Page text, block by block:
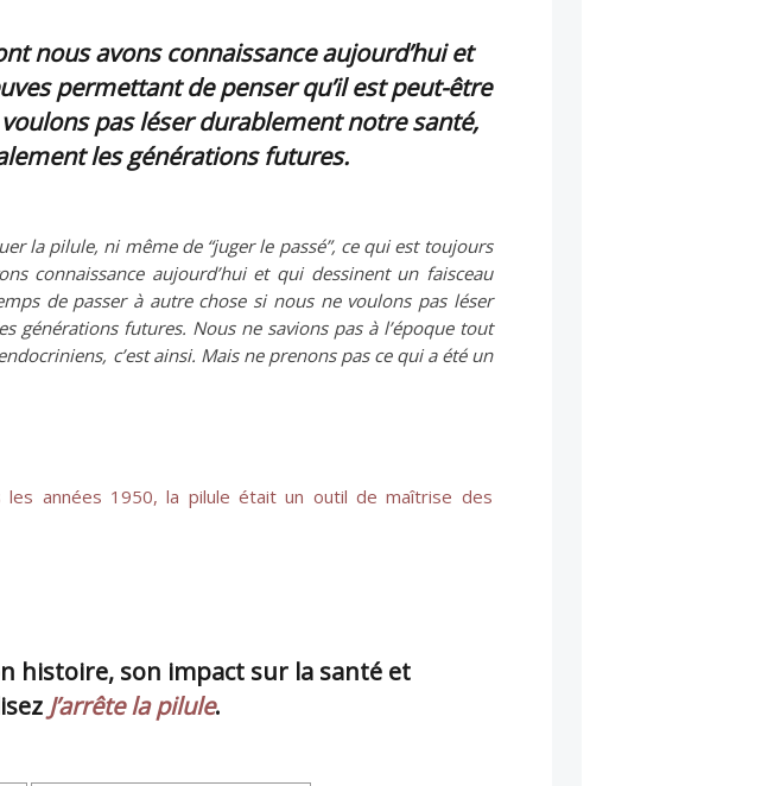
nous avons connaissance aujourd’hui et
permettant de penser qu’il est peut-être
pas léser durablement notre santé,
les générations futures.
la pilule, ni même de “juger le passé”, ce qui est toujours
connaissance aujourd’hui et qui dessinent un faisceau
de passer à autre chose si nous ne voulons pas léser
générations futures. Nous ne savions pas à l’époque tout
c’est ainsi. Mais ne prenons pas ce qui a été un
les années 1950, la pilule était un outil de maîtrise des
histoire, son impact sur la santé et
J’arrête la pilule.